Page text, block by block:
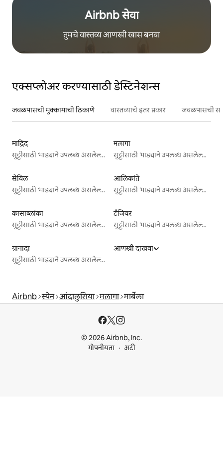
Airbnb सेवा
तुमचे वास्तव्य आणखी खास बनवा
एक्सप्लोअर करण्यासाठी डेस्टिनेशन्स
जवळपासची मुक्कामाची ठिकाणे वास्तव्याचे इतर प्रकार जवळपासची
माद्रिद
सुट्टीसाठी भाड्याने उपलब्ध असलेल्या जागा
मलागा
सुट्टीसाठी भाड्याने उपलब्ध असलेल्या जागा
सेविल
सुट्टीसाठी भाड्याने उपलब्ध असलेल्या जागा
आलिकांते
सुट्टीसाठी भाड्याने उपलब्ध असलेल्या जागा
कासाब्लांका
सुट्टीसाठी भाड्याने उपलब्ध असलेल्या जागा
टँजियर
सुट्टीसाठी भाड्याने उपलब्ध असलेल्या जागा
ग्रानादा
सुट्टीसाठी भाड्याने उपलब्ध असलेल्या जागा
आणखी दाखवा
Airbnb स्पेन आंदालुसिया मलागा मार्बेला
© 2026 Airbnb, Inc.
गोपनीयता
अटी